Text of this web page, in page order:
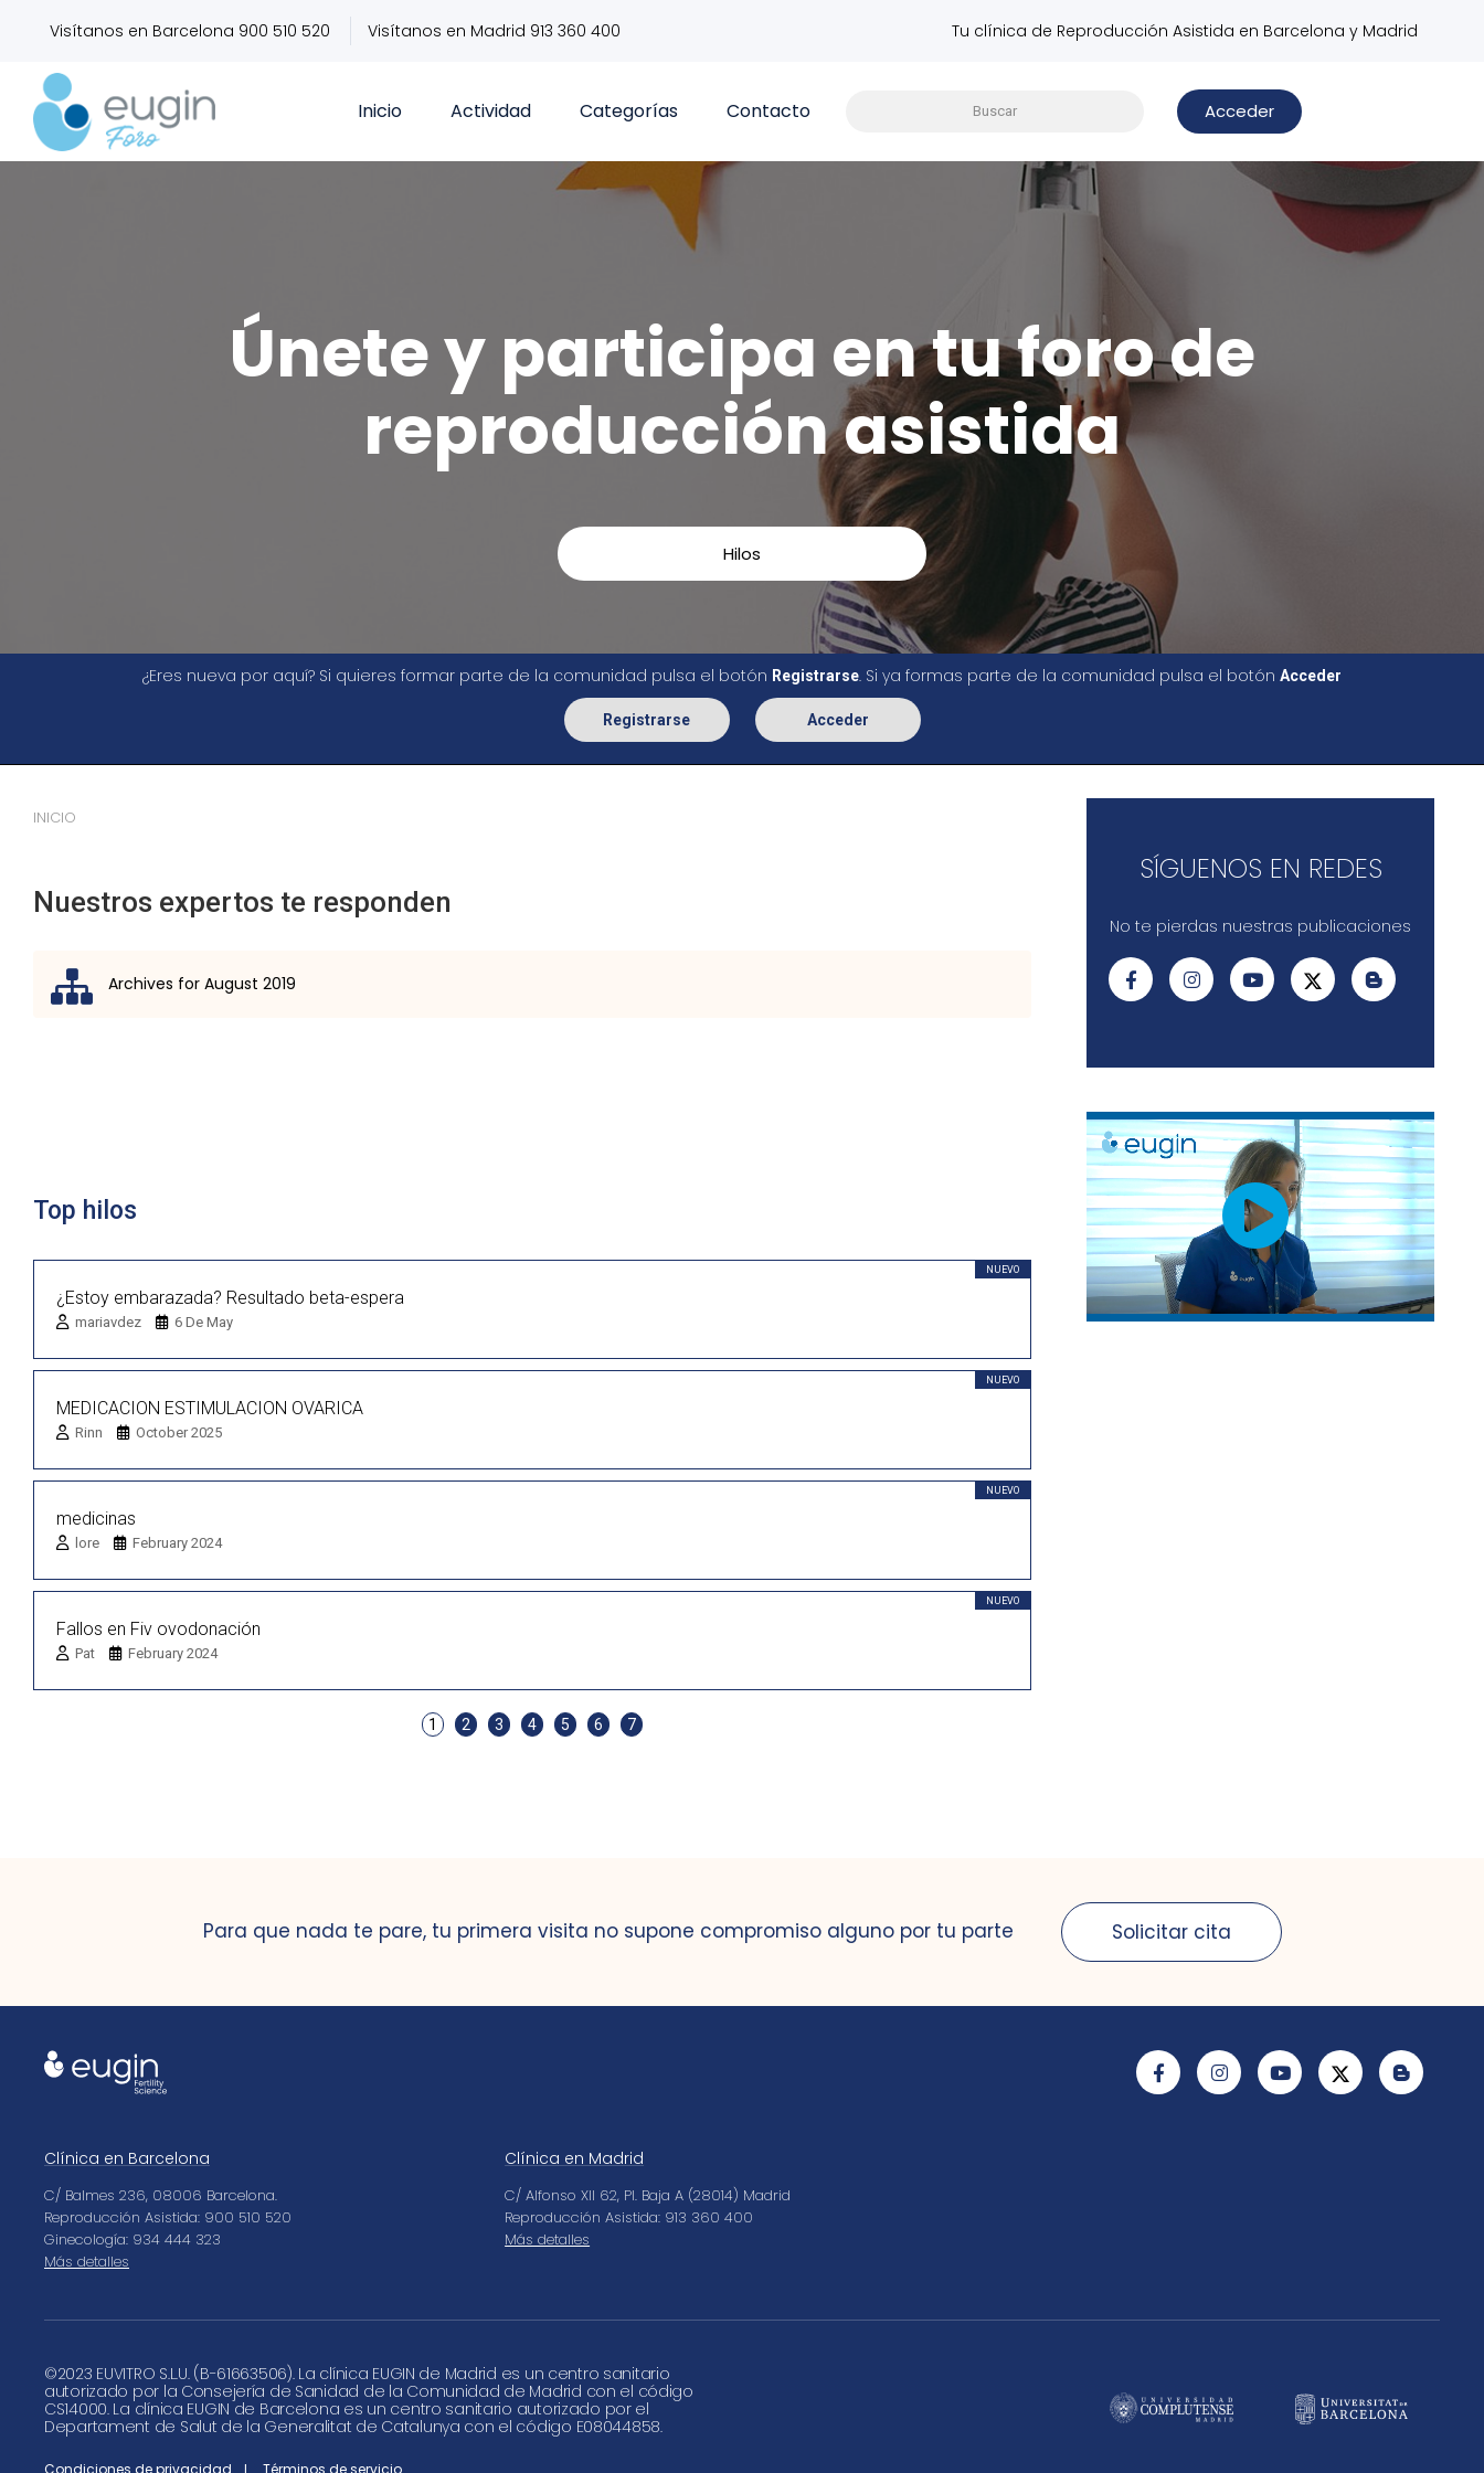
Visítanos en Barcelona 900 510 520 Visítanos en Madrid 913 360 400 Tu clínica de Reproducción Asistida en Barcelona y Madrid
Inicio Actividad Categorías Contacto Acceder
Únete y participa en tu foro de
reproducción asistida
Hilos
¿Eres nueva por aquí? Si quieres formar parte de la comunidad pulsa el botón Registrarse. Si ya formas parte de la comunidad pulsa el botón Acceder
Registrarse Acceder
INICIO
Nuestros expertos te responden
Archives for August 2019
Top hilos
NUEVO
¿Estoy embarazada? Resultado beta-espera
mariavdez 6 De May
NUEVO
MEDICACION ESTIMULACION OVARICA
Rinn October 2025
NUEVO
medicinas
lore February 2024
NUEVO
Fallos en Fiv ovodonación
Pat February 2024
1 2 3 4 5 6 7
SÍGUENOS EN REDES
No te pierdas nuestras publicaciones
Para que nada te pare, tu primera visita no supone compromiso alguno por tu parte Solicitar cita
Clínica en Barcelona
C/ Balmes 236, 08006 Barcelona.
Reproducción Asistida: 900 510 520
Ginecología: 934 444 323
Más detalles
Clínica en Madrid
C/ Alfonso XII 62, Pl. Baja A (28014) Madrid
Reproducción Asistida: 913 360 400
Más detalles
©2023 EUVITRO S.L.U. (B-61663506). La clínica EUGIN de Madrid es un centro sanitario
autorizado por la Consejería de Sanidad de la Comunidad de Madrid con el código
CS14000. La clínica EUGIN de Barcelona es un centro sanitario autorizado por el
Departament de Salut de la Generalitat de Catalunya con el código E08044858.
Condiciones de privacidad Términos de servicio